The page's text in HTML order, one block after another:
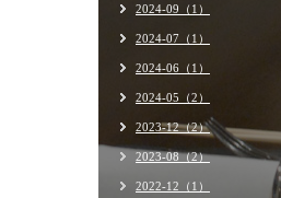
2024-09（1）
2024-07（1）
2024-06（1）
2024-05（2）
2023-12（2）
2023-08（2）
2022-12（1）